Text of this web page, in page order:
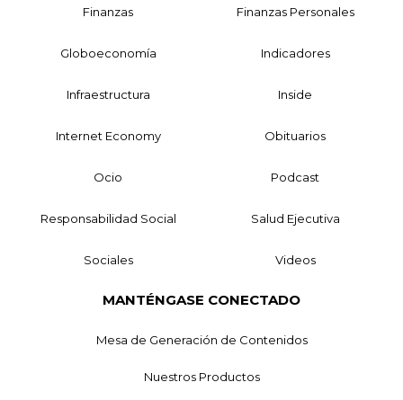
Finanzas Finanzas Personales
Globoeconomía Indicadores
Infraestructura Inside
Internet Economy Obituarios
Ocio Podcast
Responsabilidad Social Salud Ejecutiva
Sociales Videos
MANTÉNGASE CONECTADO
Mesa de Generación de Contenidos
Nuestros Productos